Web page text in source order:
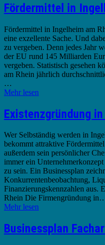
Fördermittel in
Fördermittel in Ingelheim am
eine exzellente Sache. Und
zu vergeben. Denn jedes Jahr
der EU rund 145 Milliarden
vergeben. Statistisch gesehen
am Rhein jährlich
…
Mehr lesen
Existenzgründung
Wer Selbständig werden in
bekommt attraktive
außerdem sein persönlicher
immer ein
zu sein. Ein Businessplan
Konkurrentenbeobachtung,
Finanzierungskennzahlen aus.
Rhein Die Firmengründung
Mehr lesen
Businessplan